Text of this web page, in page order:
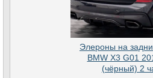
Элероны на
BMW X3 G01
(чёрный) 2